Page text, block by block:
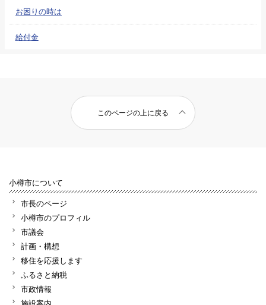
お困りの時は
給付金
このページの上に戻る
小樽市について
市長のページ
小樽市のプロフィル
市議会
計画・構想
移住を応援します
ふるさと納税
市政情報